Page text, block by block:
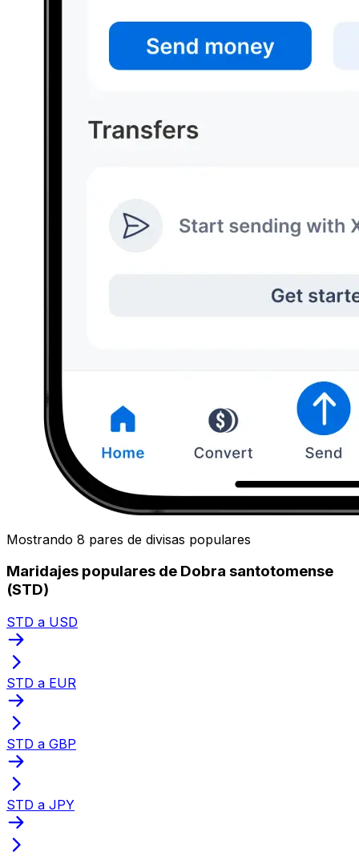
Mostrando 8 pares de divisas populares
Maridajes populares de Dobra santotomense
(STD)
STD a USD
STD a EUR
STD a GBP
STD a JPY